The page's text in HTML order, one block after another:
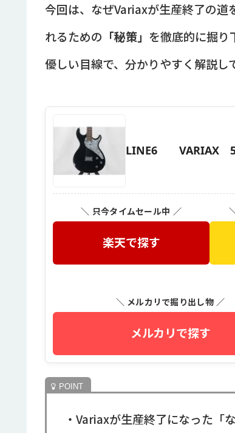
今回は、なぜVariaxが生産終了の道
れるための 「秘策」 を徹底的に掘り
優しい目線で、分かりやすく解説し
LINE6 VARIAX
＼ 只今タイムセール中 ／
楽天で探す
＼ メルカリで掘り出し物 ／
メルカリで探す
・Variaxが生産終了になった「